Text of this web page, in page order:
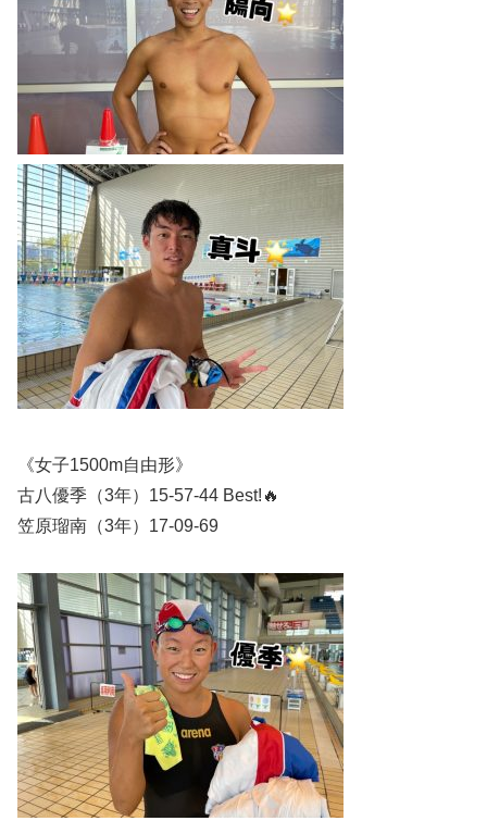
《女子1500m自由形》
古八優季（3年）15-57-44 Best!🔥
笠原瑠南（3年）17-09-69